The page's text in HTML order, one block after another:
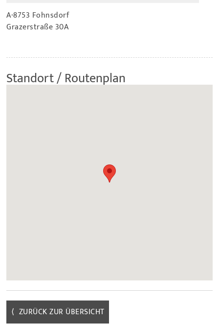
A-8753 Fohnsdorf
Grazerstraße 30A
Standort / Routenplan
⟨ ZURÜCK ZUR ÜBERSICHT